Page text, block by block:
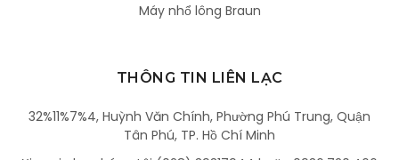
Máy nhổ lông Braun
THÔNG TIN LIÊN LẠC
32%11%7%4, Huỳnh Văn Chính, Phường Phú Trung, Quận
Tân Phú, TP. Hồ Chí Minh